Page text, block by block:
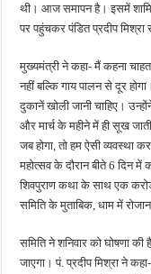
थी। आज समापन है। इसमें
पर पहुंचकर पंडित प्रदीप
मुख्यमंत्री ने कहा- मैं कहना
नहीं बल्कि गाय पालन से दूर
दुकानें खोली जानी चाहिए।
और मार्च के महीने में ही सूख
जब होगा, तो हम ऐसी व्यवस्था
महोत्सव के दौरान बीते 6 दिन
शिवपुराण कथा के साथ एक
समिति के मुताबिक, धाम में
समिति ने शनिवार को घोषणा की
जाएगा। पं. प्रदीप मिश्रा ने